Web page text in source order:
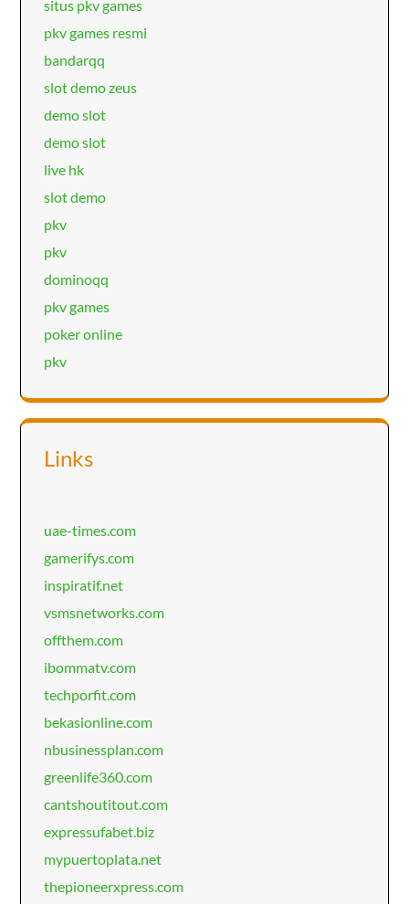
situs pkv games
pkv games resmi
bandarqq
slot demo zeus
demo slot
demo slot
live hk
slot demo
pkv
pkv
dominoqq
pkv games
poker online
pkv
Links
uae-times.com
gamerifys.com
inspiratif.net
vsmsnetworks.com
offthem.com
ibommatv.com
techporfit.com
bekasionline.com
nbusinessplan.com
greenlife360.com
cantshoutitout.com
expressufabet.biz
mypuertoplata.net
thepioneerxpress.com